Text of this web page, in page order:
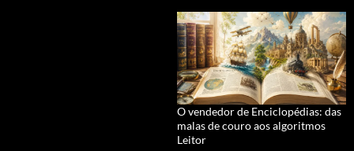
O vendedor de Enciclopédias: das
malas de couro aos algoritmos
Leitor